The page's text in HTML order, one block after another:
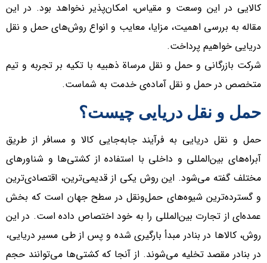
کالایی در این وسعت و مقیاس، امکان‌پذیر نخواهد بود. در این
مقاله به بررسی اهمیت، مزایا، معایب و انواع روش‌های حمل و نقل
دریایی خواهیم پرداخت.
شرکت بازرگانی و حمل و نقل مرساة ذهبیه با تکیه بر تجربه و تیم
متخصص در حمل و نقل آماده‌ی خدمت به شماست.
حمل و نقل دریایی چیست؟
حمل و نقل دریایی به فرآیند جابه‌جایی کالا و مسافر از طریق
آبراه‌های بین‌المللی و داخلی با استفاده از کشتی‌ها و شناور‌های
مختلف گفته می‌شود. این روش یکی از قدیمی‌ترین، اقتصادی‌ترین
و گسترده‌ترین شیوه‌های حمل‌ونقل در سطح جهان است که بخش
عمده‌ای از تجارت بین‌المللی را به خود اختصاص داده است. در این
روش، کالا‌ها در بنادر مبدأ بارگیری شده و پس از طی مسیر دریایی،
در بنادر مقصد تخلیه می‌شوند. از آنجا که کشتی‌ها می‌توانند حجم